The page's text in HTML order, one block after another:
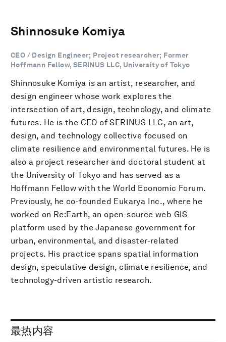
Shinnosuke Komiya
CEO / Design Engineer; Project researcher; Former
Hoffmann Fellow, SERINUS LLC, University of Tokyo
Shinnosuke Komiya is an artist, researcher, and
design engineer whose work explores the
intersection of art, design, technology, and climate
futures. He is the CEO of SERINUS LLC, an art,
design, and technology collective focused on
climate resilience and environmental futures. He is
also a project researcher and doctoral student at
the University of Tokyo and has served as a
Hoffmann Fellow with the World Economic Forum.
Previously, he co-founded Eukarya Inc., where he
worked on Re:Earth, an open-source web GIS
platform used by the Japanese government for
urban, environmental, and disaster-related
projects. His practice spans spatial information
design, speculative design, climate resilience, and
technology-driven artistic research.
最热内容